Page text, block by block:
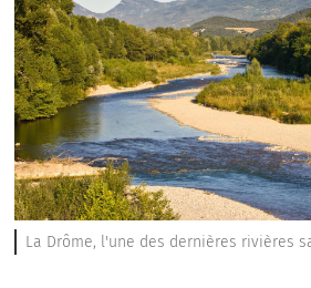
La Drôme, l'une des dernières rivières